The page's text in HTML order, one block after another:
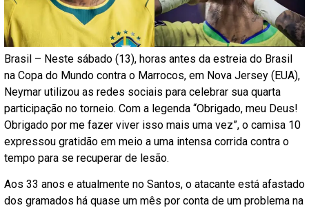
Brasil – Neste sábado (13), horas antes da estreia do Brasil
na Copa do Mundo contra o Marrocos, em Nova Jersey (EUA),
Neymar utilizou as redes sociais para celebrar sua quarta
participação no torneio. Com a legenda “Obrigado, meu Deus!
Obrigado por me fazer viver isso mais uma vez”, o camisa 10
expressou gratidão em meio a uma intensa corrida contra o
tempo para se recuperar de lesão.
Aos 33 anos e atualmente no Santos, o atacante está afastado
dos gramados há quase um mês por conta de um problema na